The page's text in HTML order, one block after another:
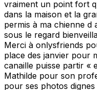
vraiment un point fort
dans la maison et la
permis à ma chienne
sous le regard
Merci à onlysfriends
place des janvier pour
canaille puisse partir «
Mathilde pour son
pour ses photos